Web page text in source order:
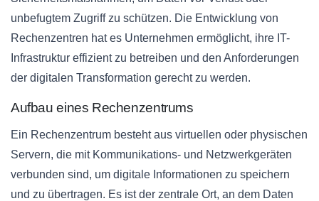
unbefugtem Zugriff zu schützen. Die Entwicklung von
Rechenzentren hat es Unternehmen ermöglicht, ihre IT-
Infrastruktur effizient zu betreiben und den Anforderungen
der digitalen Transformation gerecht zu werden.
Aufbau eines Rechenzentrums
Ein Rechenzentrum besteht aus virtuellen oder physischen
Servern, die mit Kommunikations- und Netzwerkgeräten
verbunden sind, um digitale Informationen zu speichern
und zu übertragen. Es ist der zentrale Ort, an dem Daten